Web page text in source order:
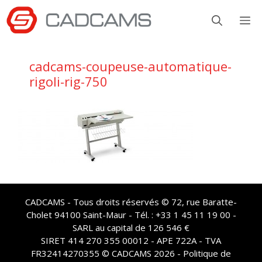
Aller
au
contenu
cadcams-coupeuse-automatique-
rigoli-rig-750
CADCAMS - Tous droits réservés © 72, rue Baratte-
Cholet 94100 Saint-Maur - Tél. : +33 1 45 11 19 00 -
SARL au capital de 126 546 €
SIRET 414 270 355 00012 - APE 722A - TVA
FR32414270355 © CADCAMS 2026 - Politique de